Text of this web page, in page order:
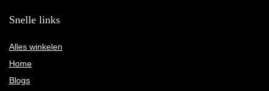
Snelle links
Alles winkelen
Home
Blogs